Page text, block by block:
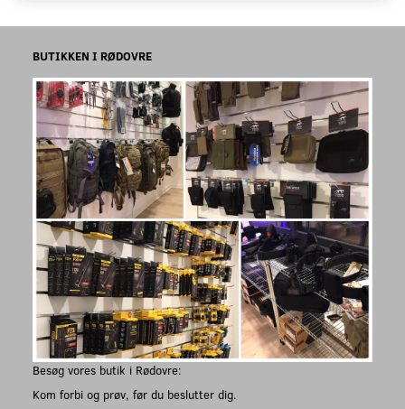
BUTIKKEN I RØDOVRE
Besøg vores butik i Rødovre:
Kom forbi og prøv, før du beslutter dig.